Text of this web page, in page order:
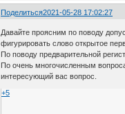
Поделиться2021-05-28 17:02:27
Давайте проясним по поводу
фигурировать слово открытое
По поводу предварительной
По очень многочисленным
интересующий вас вопрос.
+5